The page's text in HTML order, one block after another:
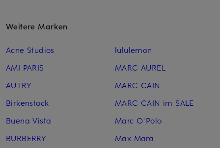
Weitere Marken
Acne Studios
AMI PARIS
AUTRY
Birkenstock
Buena Vista
BURBERRY
lululemon
MARC AUREL
MARC CAIN
MARC CAIN im SALE
Marc O'Polo
Max Mara